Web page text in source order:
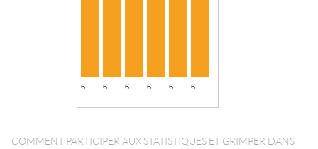
COMMENT PARTICIPER AUX STATISTIQUES ET GRIMPER DANS